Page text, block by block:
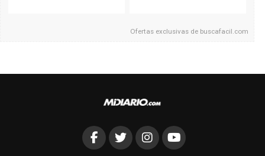
Ofertas exclusivas de buscafacil.com